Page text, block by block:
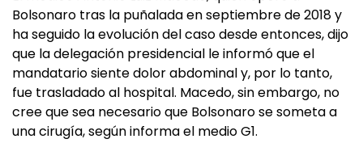
Bolsonaro tras la puñalada en septiembre de 2018 y
ha seguido la evolución del caso desde entonces, dijo
que la delegación presidencial le informó que el
mandatario siente dolor abdominal y, por lo tanto,
fue trasladado al hospital. Macedo, sin embargo, no
cree que sea necesario que Bolsonaro se someta a
una cirugía, según informa el medio G1.